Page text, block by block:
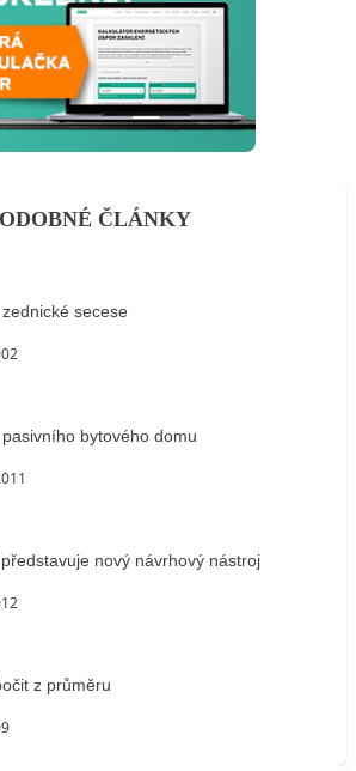
ČLÁNKY
secese
bytového domu
nový návrhový nástroj
z průměru